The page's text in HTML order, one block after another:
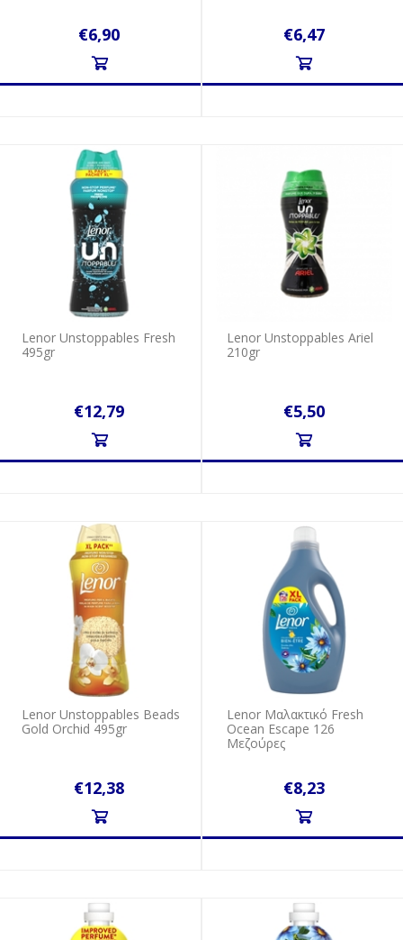
€6,90 €6,47
Lenor Unstoppables Fresh
495gr
€12,79
Lenor Unstoppables Ariel
210gr
€5,50
Lenor Unstoppables Beads
Gold Orchid 495gr
€12,38
Lenor Mαλακτικό Fresh
Ocean Escape 126
Mεζούρες
€8,23